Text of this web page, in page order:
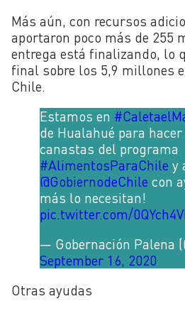
Más aún, con recursos
aportaron poco más de 255
entrega está finalizando, lo
final sobre los 5,9 millones
Chile.
Estamos en
de Hualahué para
canastas del programa
#AlimentosParaChile y
@GobiernodeChile con
más lo necesitan!
pic.twitter.com/
— Gobernación Palena
September 16, 2020
Otras ayudas